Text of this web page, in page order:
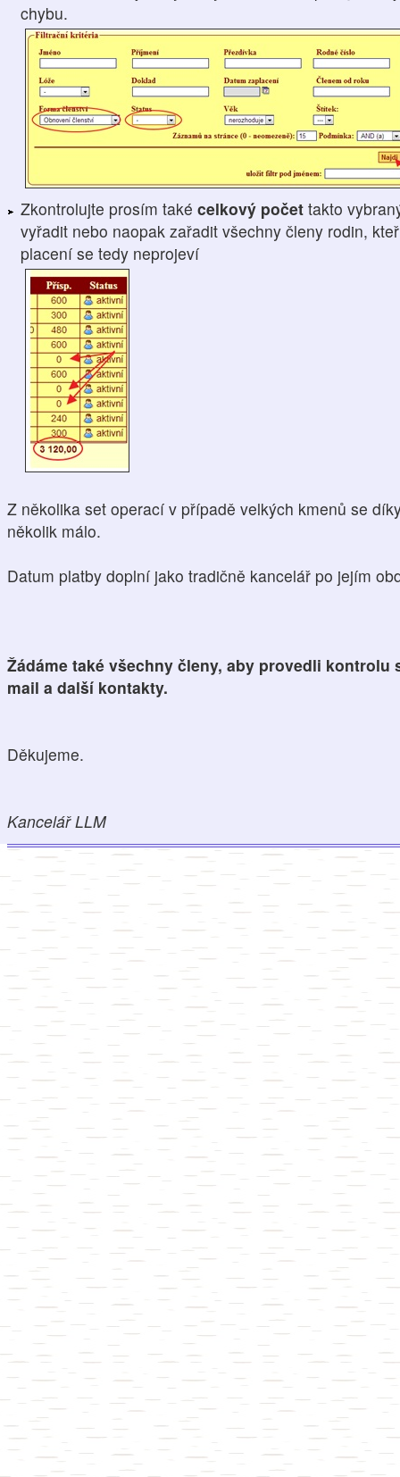
chybu.
Zkontrolujte prosím také celkový počet takto
vyřadit nebo naopak zařadit všechny členy rodin,
placení se tedy neprojeví
Z několika set operací v případě velkých kmenů se
několik málo.
Datum platby doplní jako tradičně kancelář po jejím
Žádáme také všechny členy, aby provedli kontrolu
mail a další kontakty.
Děkujeme.
Kancelář LLM